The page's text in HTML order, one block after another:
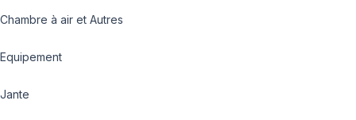
Chambre à air et Autres
Equipement
Jante